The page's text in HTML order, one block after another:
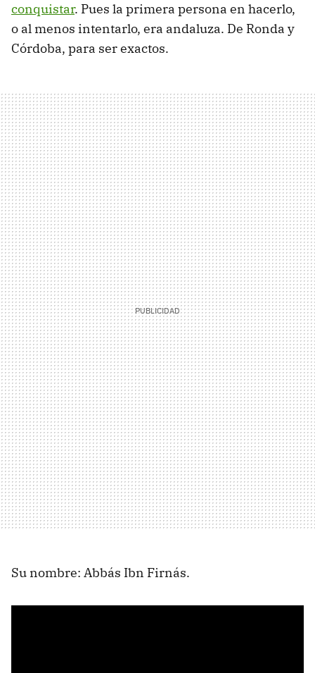
conquistar. Pues la primera persona en hacerlo,
o al menos intentarlo, era andaluza. De Ronda y
Córdoba, para ser exactos.
Su nombre: Abbás Ibn Firnás.